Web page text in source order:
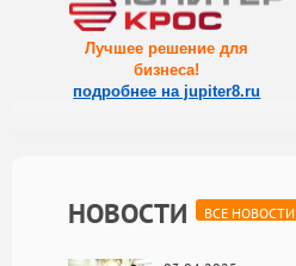
Лучшее решение для
бизнеса!
подробнее на jupiter8.ru
НОВОСТИ ВСЕ НОВОСТИ